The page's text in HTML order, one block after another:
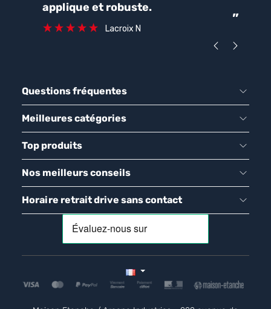
”
applique et robuste.
Lacroix N
Questions fréquentes
Meilleures catégories
Top produits
Nos meilleurs conseils
Horaire retrait drive sans contact